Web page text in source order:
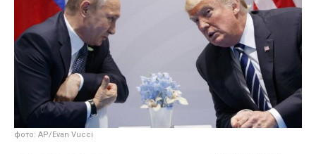
фото: AP/Evan Vucci